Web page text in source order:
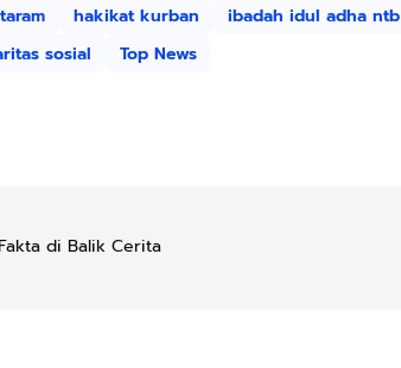
hakikat kurban
ibadah idul adha ntb
sosial Top News
di Balik Cerita